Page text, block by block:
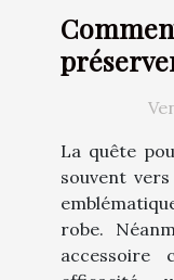
La quête
souvent
robe.
accessoire